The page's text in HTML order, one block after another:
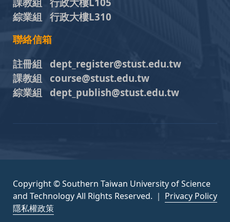
綜業組 行政大樓L310
聯絡信箱
註冊組 dept_register@stust.edu.tw
課教組 course@stust.edu.tw
綜業組 dept_publish@stust.edu.tw
Copyright © Southern Taiwan University of Science
and Technology All Rights Reserved. ｜ Privacy Policy
隱私權政策